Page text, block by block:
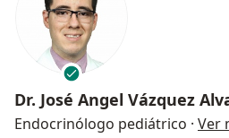
Dr. José Angel Vázquez
Endocrinólogo pediátrico · Ver